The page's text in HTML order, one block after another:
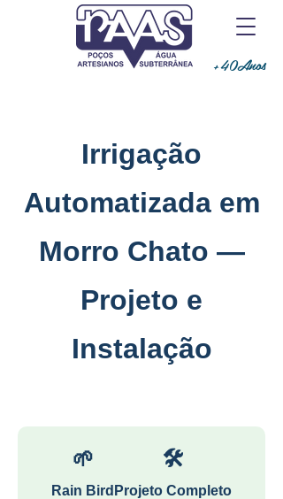
+40Anos
Irrigação
Automatizada em
Morro Chato —
Projeto e
Instalação
🌱
Rain Bird
🛠
Projeto Completo